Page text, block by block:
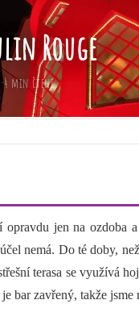
Rouge
4 min čtení
opravdu jen na ozdoba
nemá. Do té doby,
terasa se využívá
bar zavřený, takže jsme